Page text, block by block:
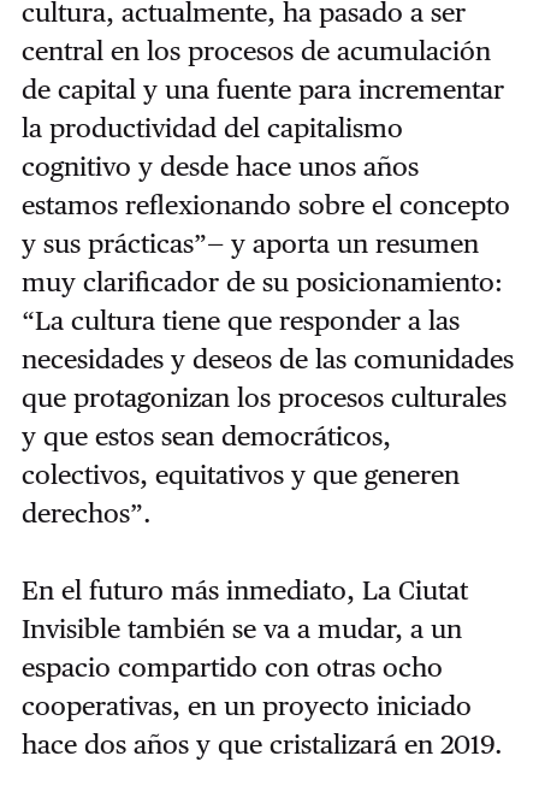
cultura, actualmente, ha pasado a ser
central en los procesos de acumulación
de capital y una fuente para incrementar
la productividad del capitalismo
cognitivo y desde hace unos años
estamos reflexionando sobre el concepto
y sus prácticas”— y aporta un resumen
muy clarificador de su posicionamiento:
“La cultura tiene que responder a las
necesidades y deseos de las comunidades
que protagonizan los procesos culturales
y que estos sean democráticos,
colectivos, equitativos y que generen
derechos”.
En el futuro más inmediato, La Ciutat
Invisible también se va a mudar, a un
espacio compartido con otras ocho
cooperativas, en un proyecto iniciado
hace dos años y que cristalizará en 2019.